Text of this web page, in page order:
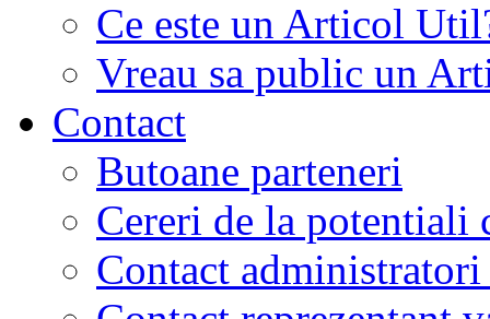
Ce este un Articol
Vreau sa public un
Contact
Butoane parteneri
Cereri de la potentiali
Contact